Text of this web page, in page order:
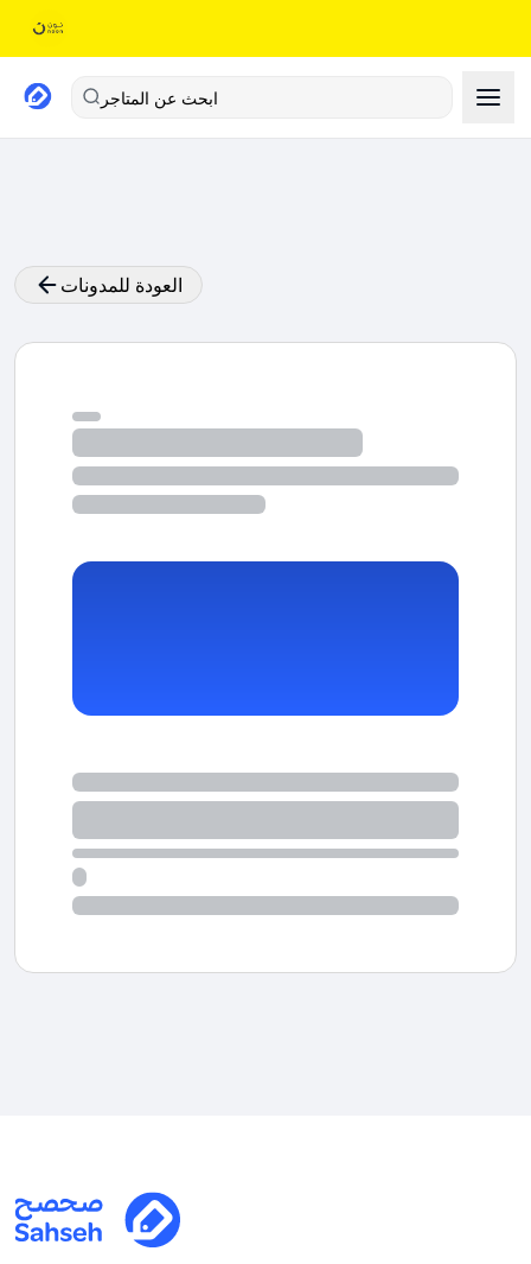
ابحث عن المتاجر
العودة للمدونات